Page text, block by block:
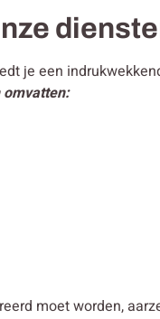
je een
moet worden,